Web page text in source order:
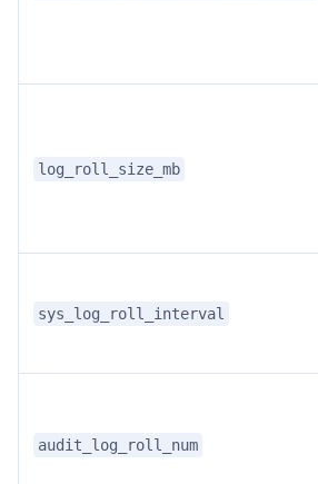
log_roll_size_mb
sys_log_roll_interval
audit_log_roll_num